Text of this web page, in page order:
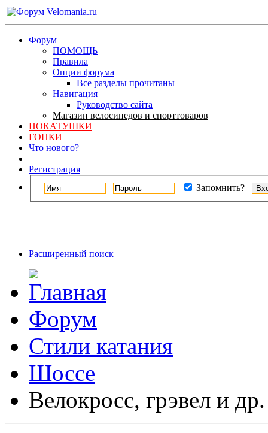
Форум
ПОМОЩЬ
Правила
Опции форума
Все разделы прочитаны
Навигация
Руководство сайта
Магазин велосипедов и спорттоваров
ПОКАТУШКИ
ГОНКИ
Что нового?
Регистрация
Запомнить?
Расширенный поиск
Форум
Стили катания
Шоссе
Велокросc, грэвел и др.